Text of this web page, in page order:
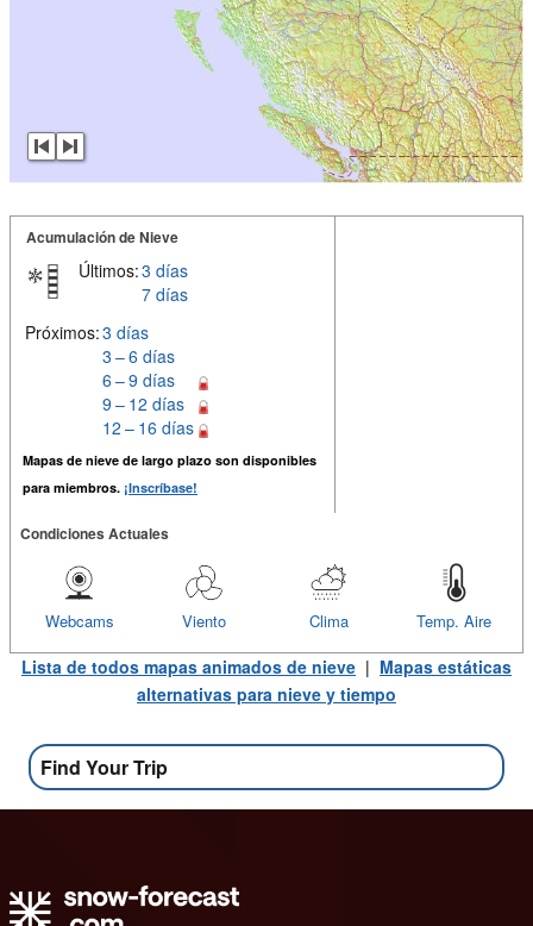
Acumulación de Nieve
Últimos:3 días
7 días
Próximos:3 días
3 – 6 días
6 – 9 días
9 – 12 días
12 – 16 días
Mapas de nieve de largo plazo son disponibles
para miembros. ¡Inscríbase!
Condiciones Actuales
Temp. Aire
Clima
Viento
Webcams
Lista de todos mapas animados de nieve | Mapas estáticas
alternativas para nieve y tiempo
Find Your Trip